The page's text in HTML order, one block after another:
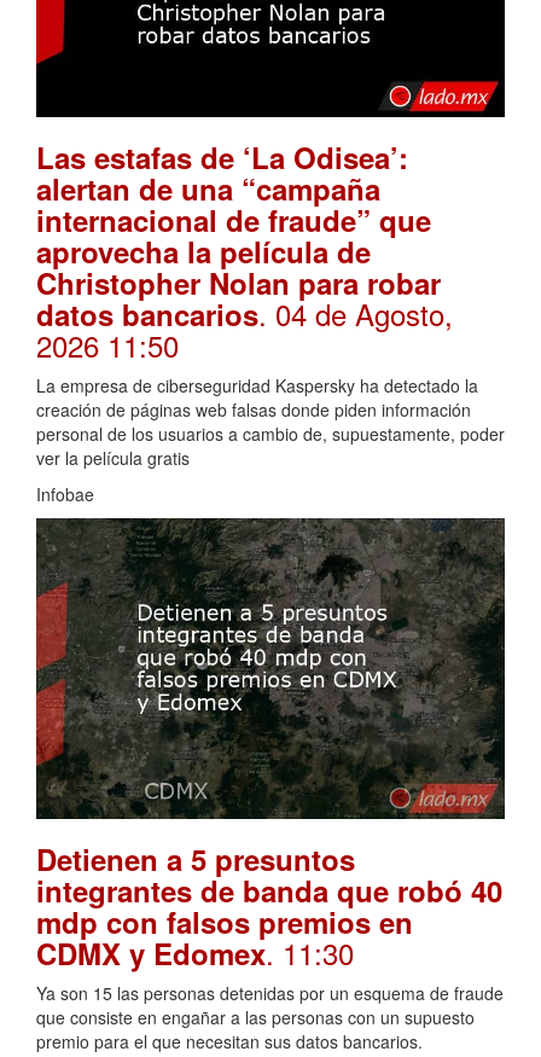
Las estafas de ‘La Odisea’:
alertan de una “campaña
internacional de fraude” que
aprovecha la película de
Christopher Nolan para robar
datos bancarios. 04 de Agosto,
2026 11:50
La empresa de ciberseguridad Kaspersky ha detectado la
creación de páginas web falsas donde piden información
personal de los usuarios a cambio de, supuestamente, poder
ver la película gratis
Infobae
Detienen a 5 presuntos
integrantes de banda que robó 40
mdp con falsos premios en
CDMX y Edomex. 11:30
Ya son 15 las personas detenidas por un esquema de fraude
que consiste en engañar a las personas con un supuesto
premio para el que necesitan sus datos bancarios.